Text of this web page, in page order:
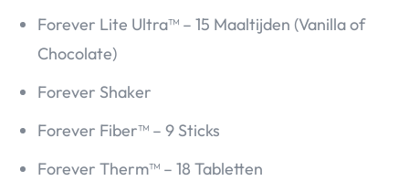
Forever Lite Ultra™ – 15 Maaltijden (Vanilla of
Chocolate)
Forever Shaker
Forever Fiber™ – 9 Sticks
Forever Therm™ – 18 Tabletten